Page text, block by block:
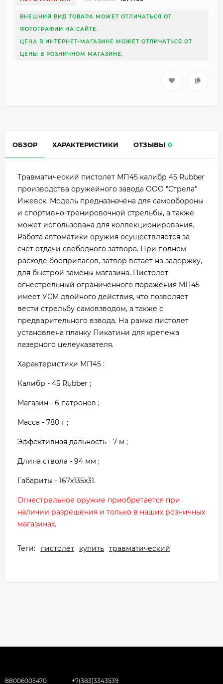
ВНЕШНИЙ ВИД ТОВАРА МОЖЕТ ОТЛИЧАТЬСЯ ОТ
ФОТОГРАФИИ НА САЙТЕ.
ЦЕНА В ИНТЕРНЕТ-МАГАЗИНЕ МОЖЕТ ОТЛИЧАТЬСЯ ОТ
ЦЕНЫ В РОЗНИЧНОМ МАГАЗИНЕ.
ОБЗОР ХАРАКТЕРИСТИКИ ОТЗЫВЫ 0
Травматический пистолет МП45 калибр 45 Rubber
производства оружейного завода ООО "Стрела"
Ижевск. Модель предназначена для самообороны
и спортивно-тренировочной стрельбы, а также
может использована для коллекционирования.
Работа автоматики оружия осуществляется за
счёт отдачи свободного затвора. При полном
расходе боеприпасов, затвор встаёт на задержку,
для быстрой замены магазина. Пистолет
огнестрельный ограниченного поражения МП45
имеет УСМ двойного действия, что позволяет
вести стрельбу самовзводом, а также с
предварительного взвода. На рамка пистолет
установлена планку Пикатини для крепежа
лазерного целеуказателя.
Характеристики МП45 :
Калибр - 45 Rubber ;
Магазин - 6 патронов ;
Масса - 780 г ;
Эффективная дальность - 7 м ;
Длина ствола - 94 мм ;
Габариты - 167х135х31.
Огнестрельное оружие приобретается при
наличии разрешения и только в наших розничных
магазинах.
Теги: пистолет купить травматический
88006005470 +7(383)3343539